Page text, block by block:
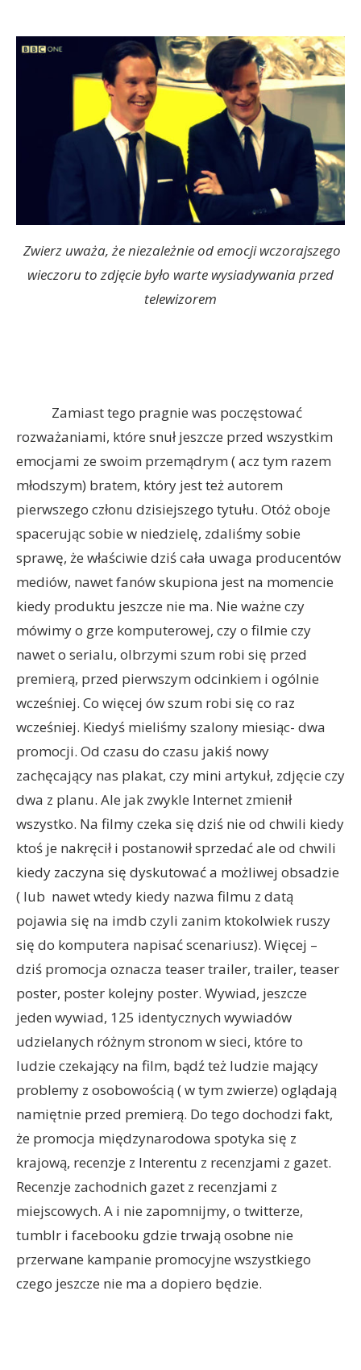
Zwierz uważa, że niezależnie od emocji wczorajszego
wieczoru to zdjęcie było warte wysiadywania przed
telewizorem
Zamiast tego pragnie was poczęstować
rozważaniami, które snuł jeszcze przed wszystkim
emocjami ze swoim przemądrym ( acz tym razem
młodszym) bratem, który jest też autorem
pierwszego członu dzisiejszego tytułu. Otóż oboje
spacerując sobie w niedzielę, zdaliśmy sobie
sprawę, że właściwie dziś cała uwaga producentów
mediów, nawet fanów skupiona jest na momencie
kiedy produktu jeszcze nie ma. Nie ważne czy
mówimy o grze komputerowej, czy o filmie czy
nawet o serialu, olbrzymi szum robi się przed
premierą, przed pierwszym odcinkiem i ogólnie
wcześniej. Co więcej ów szum robi się co raz
wcześniej. Kiedyś mieliśmy szalony miesiąc- dwa
promocji. Od czasu do czasu jakiś nowy
zachęcający nas plakat, czy mini artykuł, zdjęcie czy
dwa z planu. Ale jak zwykle Internet zmienił
wszystko. Na filmy czeka się dziś nie od chwili kiedy
ktoś je nakręcił i postanowił sprzedać ale od chwili
kiedy zaczyna się dyskutować a możliwej obsadzie
( lub nawet wtedy kiedy nazwa filmu z datą
pojawia się na imdb czyli zanim ktokolwiek ruszy
się do komputera napisać scenariusz). Więcej –
dziś promocja oznacza teaser trailer, trailer, teaser
poster, poster kolejny poster. Wywiad, jeszcze
jeden wywiad, 125 identycznych wywiadów
udzielanych różnym stronom w sieci, które to
ludzie czekający na film, bądź też ludzie mający
problemy z osobowością ( w tym zwierze) oglądają
namiętnie przed premierą. Do tego dochodzi fakt,
że promocja międzynarodowa spotyka się z
krajową, recenzje z Interentu z recenzjami z gazet.
Recenzje zachodnich gazet z recenzjami z
miejscowych. A i nie zapomnijmy, o twitterze,
tumblr i facebooku gdzie trwają osobne nie
przerwane kampanie promocyjne wszystkiego
czego jeszcze nie ma a dopiero będzie.